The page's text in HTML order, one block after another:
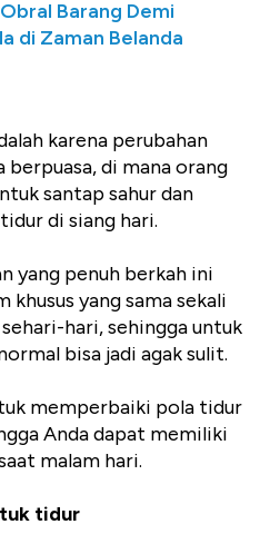
Barang Demi
di Zaman Belanda
karena perubahan
berpuasa, di mana orang
santap sahur dan
di siang hari.
yang penuh berkah ini
yang sama sekali
hari, sehingga untuk
bisa jadi agak sulit.
memperbaiki pola tidur
Anda dapat memiliki
malam hari.
tidur